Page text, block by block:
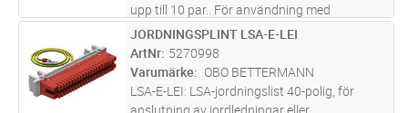
upp till 10 par.. För användning med
skyddselement LSA-BF-180; LSA-BF-24; LSA-
B-MAG. Fästs på monteringsbehållare LSA-M.
Färg: vit. Klämbara diame...läs mer
ST Lägg i kundvagn
JORDNINGSPLINT LSA-E-LEI
ArtNr 5270998
Varumärke
OBO BETTERMANN
LSA-E-LEI: LSA-jordningslist 40-polig, för